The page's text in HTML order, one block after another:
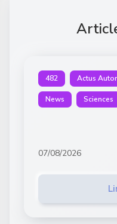
482 Actus
News Sciences
07/08/2026